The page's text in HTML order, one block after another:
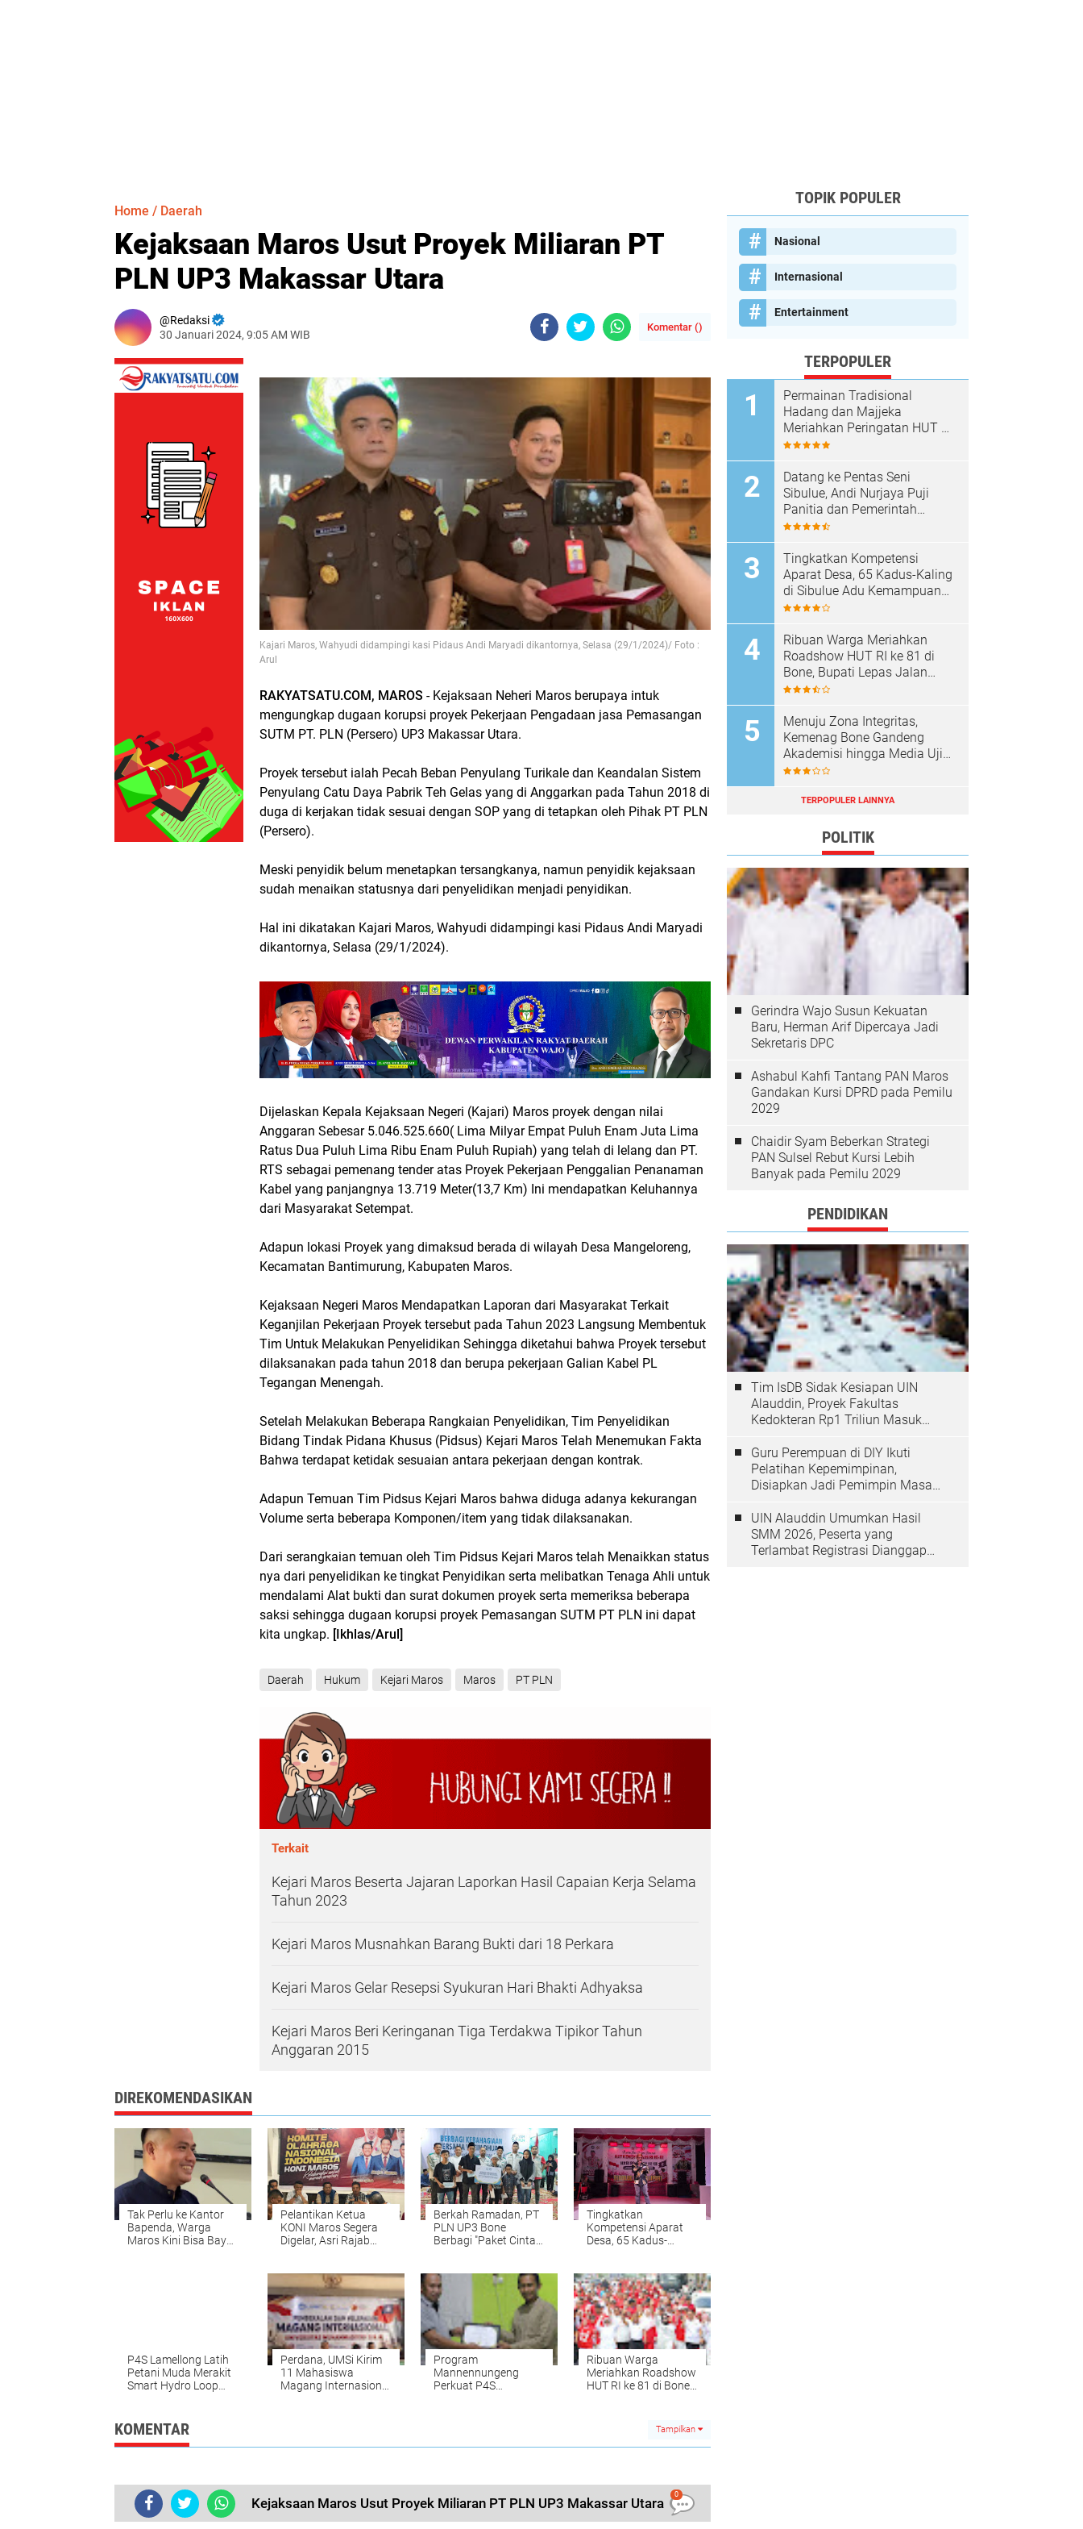
Home / Daerah
Kejaksaan Maros Usut Proyek Miliaran PT
PLN UP3 Makassar Utara
Redaksi
30 Januari 2024, 9:05 AM WIB
Komentar ()
Kajari Maros, Wahyudi didampingi kasi Pidaus Andi Maryadi dikantornya, Selasa (29/1/2024)/ Foto :
Arul
RAKYATSATU.COM, MAROS - Kejaksaan Neheri Maros berupaya intuk
mengungkap dugaan korupsi proyek Pekerjaan Pengadaan jasa Pemasangan
SUTM PT. PLN (Persero) UP3 Makassar Utara.
Proyek tersebut ialah Pecah Beban Penyulang Turikale dan Keandalan Sistem
Penyulang Catu Daya Pabrik Teh Gelas yang di Anggarkan pada Tahun 2018 di
duga di kerjakan tidak sesuai dengan SOP yang di tetapkan oleh Pihak PT PLN
(Persero).
Meski penyidik belum menetapkan tersangkanya, namun penyidik kejaksaan
sudah menaikan statusnya dari penyelidikan menjadi penyidikan.
Hal ini dikatakan Kajari Maros, Wahyudi didampingi kasi Pidaus Andi Maryadi
dikantornya, Selasa (29/1/2024).
Dijelaskan Kepala Kejaksaan Negeri (Kajari) Maros proyek dengan nilai
Anggaran Sebesar 5.046.525.660( Lima Milyar Empat Puluh Enam Juta Lima
Ratus Dua Puluh Lima Ribu Enam Puluh Rupiah) yang telah di lelang dan PT.
RTS sebagai pemenang tender atas Proyek Pekerjaan Penggalian Penanaman
Kabel yang panjangnya 13.719 Meter(13,7 Km) Ini mendapatkan Keluhannya
dari Masyarakat Setempat.
Adapun lokasi Proyek yang dimaksud berada di wilayah Desa Mangeloreng,
Kecamatan Bantimurung, Kabupaten Maros.
Kejaksaan Negeri Maros Mendapatkan Laporan dari Masyarakat Terkait
Keganjilan Pekerjaan Proyek tersebut pada Tahun 2023 Langsung Membentuk
Tim Untuk Melakukan Penyelidikan Sehingga diketahui bahwa Proyek tersebut
dilaksanakan pada tahun 2018 dan berupa pekerjaan Galian Kabel PL
Tegangan Menengah.
Setelah Melakukan Beberapa Rangkaian Penyelidikan, Tim Penyelidikan
Bidang Tindak Pidana Khusus (Pidsus) Kejari Maros Telah Menemukan Fakta
Bahwa terdapat ketidak sesuaian antara pekerjaan dengan kontrak.
Adapun Temuan Tim Pidsus Kejari Maros bahwa diduga adanya kekurangan
Volume serta beberapa Komponen/item yang tidak dilaksanakan.
Dari serangkaian temuan oleh Tim Pidsus Kejari Maros telah Menaikkan status
nya dari penyelidikan ke tingkat Penyidikan serta melibatkan Tenaga Ahli untuk
mendalami Alat bukti dan surat dokumen proyek serta memeriksa beberapa
saksi sehingga dugaan korupsi proyek Pemasangan SUTM PT PLN ini dapat
kita ungkap. [Ikhlas/Arul]
Daerah Hukum Kejari Maros Maros PT PLN
Terkait
Kejari Maros Beserta Jajaran Laporkan Hasil Capaian Kerja Selama
Tahun 2023
Kejari Maros Musnahkan Barang Bukti dari 18 Perkara
Kejari Maros Gelar Resepsi Syukuran Hari Bhakti Adhyaksa
Kejari Maros Beri Keringanan Tiga Terdakwa Tipikor Tahun
Anggaran 2015
DIREKOMENDASIKAN
Tak Perlu ke Kantor
Bapenda, Warga
Maros Kini Bisa Bayar
Pelantikan Ketua
KONI Maros Segera
Digelar, Asri Rajab
Berkah Ramadan, PT
PLN UP3 Bone
Berbagi "Paket Cinta"
Tingkatkan
Kompetensi Aparat
Desa, 65 Kadus-
Berpidato
P4S Lamellong Latih
Petani Muda Merakit
Smart Hydro Loop
Perdana, UMSi Kirim
11 Mahasiswa
Magang Internasional
Program
Mannennungeng
Perkuat P4S
Ribuan Warga
Meriahkan Roadshow
HUT RI ke 81 di Bone,
KOMENTAR Tampilkan
Kejaksaan Maros Usut Proyek Miliaran PT PLN UP3 Makassar Utara
0
TOPIK POPULER
Nasional
Internasional
Entertainment
TERPOPULER
Permainan Tradisional
Hadang dan Majjeka
Meriahkan Peringatan HUT RI
di Sibulue
Datang ke Pentas Seni
Sibulue, Andi Nurjaya Puji
Panitia dan Pemerintah
Kecamatan
Tingkatkan Kompetensi
Aparat Desa, 65 Kadus-Kaling
di Sibulue Adu Kemampuan
Berpidato
Ribuan Warga Meriahkan
Roadshow HUT RI ke 81 di
Bone, Bupati Lepas Jalan
Santai
Menuju Zona Integritas,
Kemenag Bone Gandeng
Akademisi hingga Media Uji
Standar Pelayanan
TERPOPULER LAINNYA
POLITIK
Gerindra Wajo Susun Kekuatan
Baru, Herman Arif Dipercaya Jadi
Sekretaris DPC
Ashabul Kahfi Tantang PAN Maros
Gandakan Kursi DPRD pada Pemilu
2029
Chaidir Syam Beberkan Strategi
PAN Sulsel Rebut Kursi Lebih
Banyak pada Pemilu 2029
PENDIDIKAN
Tim IsDB Sidak Kesiapan UIN
Alauddin, Proyek Fakultas
Kedokteran Rp1 Triliun Masuk
Guru Perempuan di DIY Ikuti
Pelatihan Kepemimpinan,
Disiapkan Jadi Pemimpin Masa
UIN Alauddin Umumkan Hasil
SMM 2026, Peserta yang
Terlambat Registrasi Dianggap